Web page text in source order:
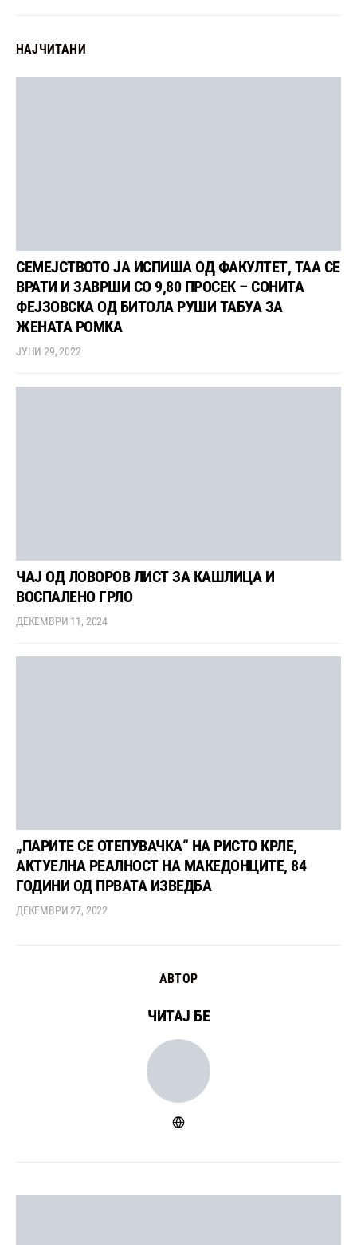
НАЈЧИТАНИ
СЕМЕЈСТВОТО ЈА ИСПИША ОД ФАКУЛТЕТ, ТАА СЕ
ВРАТИ И ЗАВРШИ СО 9,80 ПРОСЕК – СОНИТА
ФЕЈЗОВСКА ОД БИТОЛА РУШИ ТАБУА ЗА
ЖЕНАТА РОМКА
ЈУНИ 29, 2022
ЧАЈ ОД ЛОВОРОВ ЛИСТ ЗА КАШЛИЦА И
ВОСПАЛЕНО ГРЛО
ДЕКЕМВРИ 11, 2024
„ПАРИТЕ СЕ ОТЕПУВАЧКА“ НА РИСТО КРЛЕ,
АКТУЕЛНА РЕАЛНОСТ НА МАКЕДОНЦИТЕ, 84
ГОДИНИ ОД ПРВАТА ИЗВЕДБА
ДЕКЕМВРИ 27, 2022
АВТОР
ЧИТАЈ БЕ